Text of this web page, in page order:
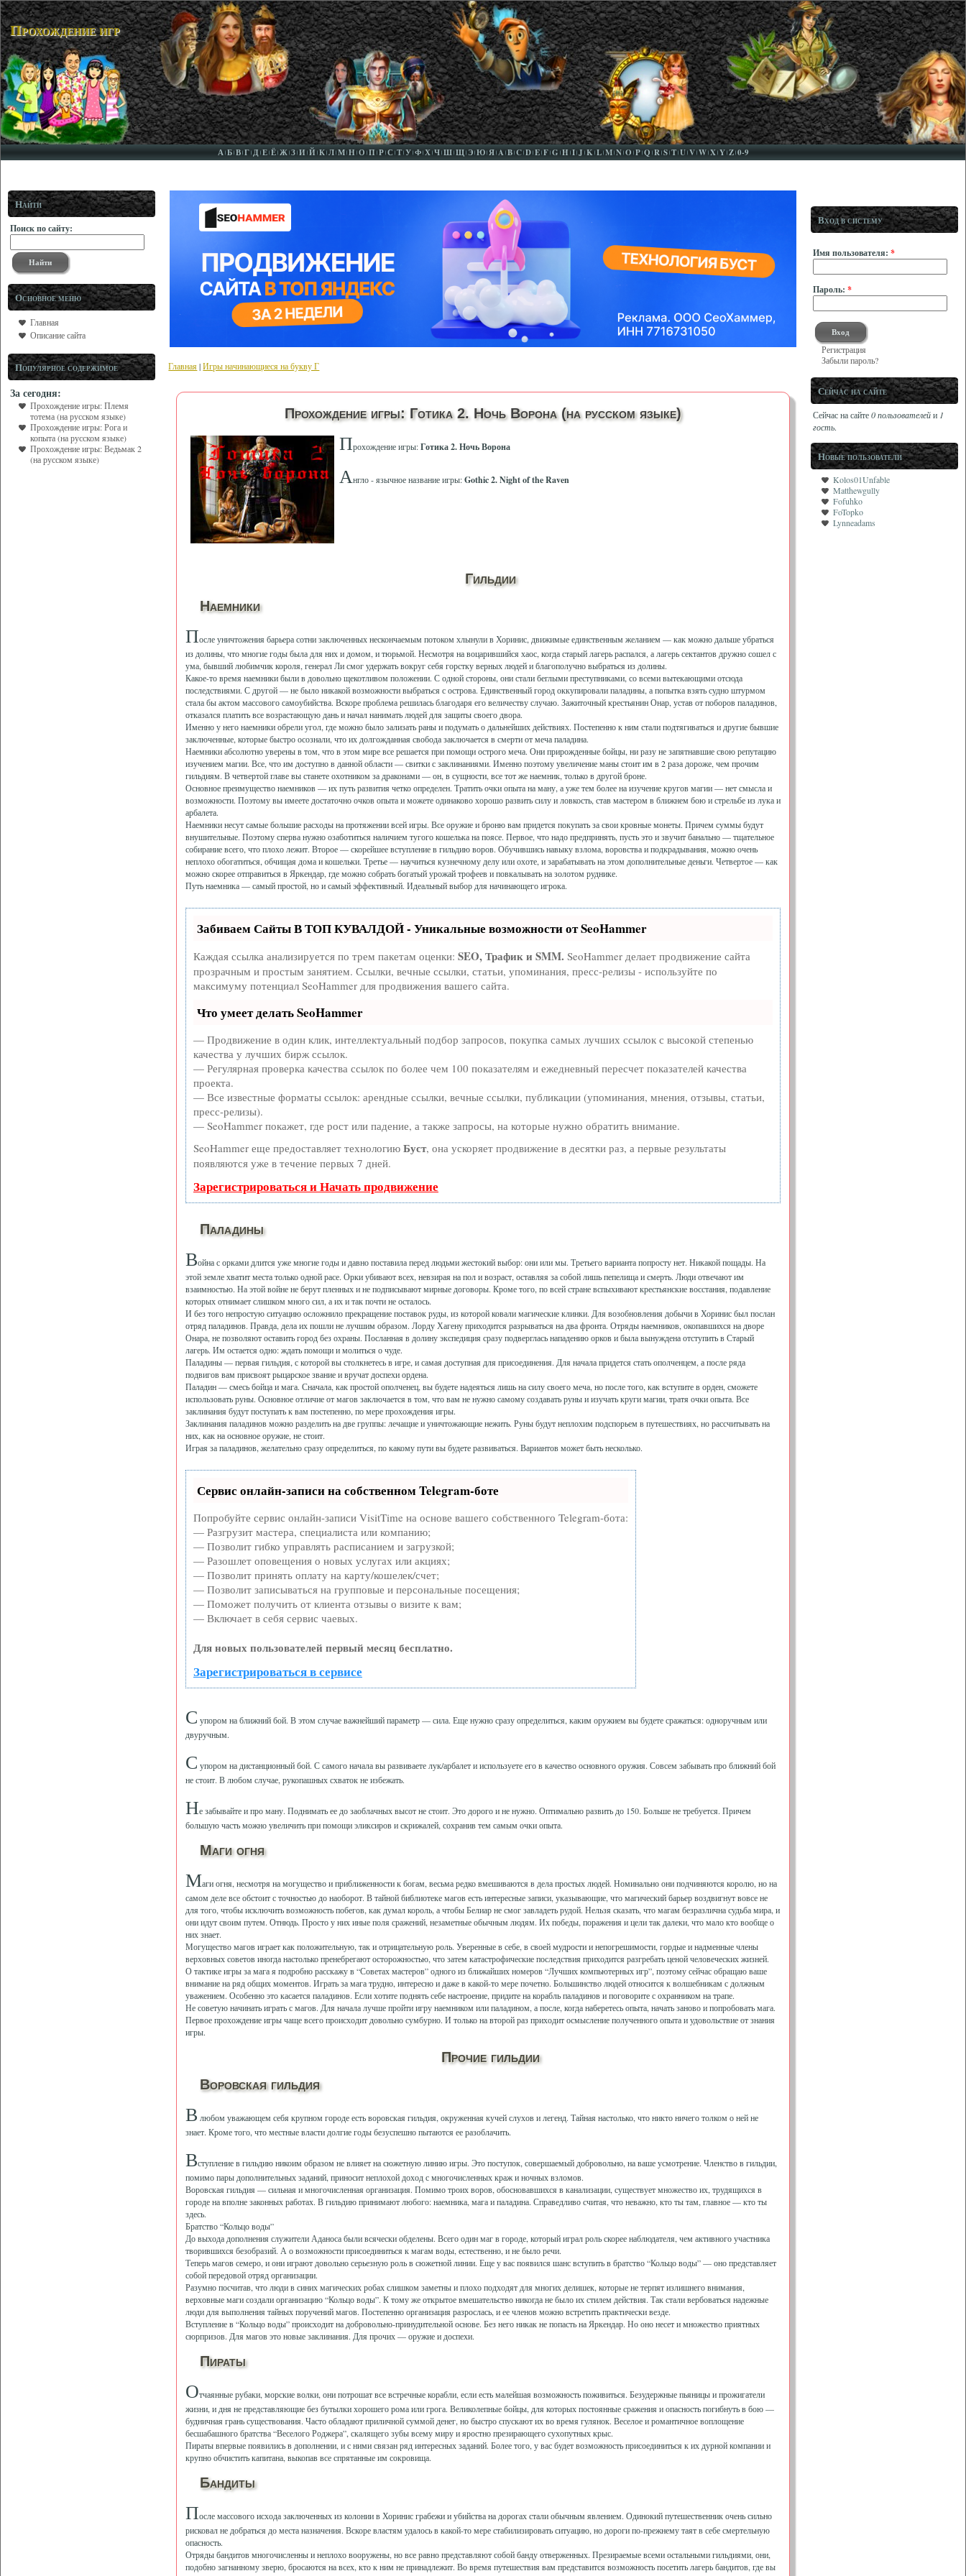
Прохождение игр
А Б В Г Д Е Ё Ж З И Й К Л М Н О П Р С Т У Ф Х Ч Ш Щ Э Ю Я A B C D E F G H I J K L M N O P Q R S T U V W X Y Z 0-9
Найти
Поиск по сайту:
Основное меню
Главная
Описание сайта
Популярное содержимое
За сегодня:
Прохождение игры: Племя
тотема (на русском языке)
Прохождение игры: Рога и
копыта (на русском языке)
Прохождение игры: Ведьмак 2
(на русском языке)
Главная|Игры начинающиеся на букву Г
Прохождение игры: Готика 2. Ночь Ворона (на русском языке)
Прохождение игры:Готика 2. Ночь Ворона
Англо - язычное название игры:Gothic 2. Night of the Raven
Гильдии
Наемники
После уничтожения барьера сотни заключенных нескончаемым потоком хлынули в Хоринис, движимые единственным желанием — как можно дальше убраться
из долины, что многие годы была для них и домом, и тюрьмой. Несмотря на воцарившийся хаос, когда старый лагерь распался, а лагерь сектантов дружно сошел с
ума, бывший любимчик короля, генерал Ли смог удержать вокруг себя горстку верных людей и благополучно выбраться из долины.
Какое-то время наемники были в довольно щекотливом положении. С одной стороны, они стали беглыми преступниками, со всеми вытекающими отсюда
последствиями. С другой — не было никакой возможности выбраться с острова. Единственный город оккупировали паладины, а попытка взять судно штурмом
стала бы актом массового самоубийства. Вскоре проблема решилась благодаря его величеству случаю. Зажиточный крестьянин Онар, устав от поборов паладинов,
отказался платить все возрастающую дань и начал нанимать людей для защиты своего двора.
Именно у него наемники обрели угол, где можно было зализать раны и подумать о дальнейших действиях. Постепенно к ним стали подтягиваться и другие бывшие
заключенные, которые быстро осознали, что их долгожданная свобода заключается в смерти от меча паладина.
Наемники абсолютно уверены в том, что в этом мире все решается при помощи острого меча. Они прирожденные бойцы, ни разу не запятнавшие свою репутацию
изучением магии. Все, что им доступно в данной области — свитки с заклинаниями. Именно поэтому увеличение маны стоит им в 2 раза дороже, чем прочим
гильдиям. В четвертой главе вы станете охотником за драконами — он, в сущности, все тот же наемник, только в другой броне.
Основное преимущество наемников — их путь развития четко определен. Тратить очки опыта на ману, а уже тем более на изучение кругов магии — нет смысла и
возможности. Поэтому вы имеете достаточно очков опыта и можете одинаково хорошо развить силу и ловкость, став мастером в ближнем бою и стрельбе из лука и
арбалета.
Наемники несут самые большие расходы на протяжении всей игры. Все оружие и броню вам придется покупать за свои кровные монеты. Причем суммы будут
внушительные. Поэтому сперва нужно озаботиться наличием тугого кошелька на поясе. Первое, что надо предпринять, пусть это и звучит банально — тщательное
собирание всего, что плохо лежит. Второе — скорейшее вступление в гильдию воров. Обучившись навыку взлома, воровства и подкрадывания, можно очень
неплохо обогатиться, обчищая дома и кошельки. Третье — научиться кузнечному делу или охоте, и зарабатывать на этом дополнительные деньги. Четвертое — как
можно скорее отправиться в Яркендар, где можно собрать богатый урожай трофеев и повкалывать на золотом руднике.
Путь наемника — самый простой, но и самый эффективный. Идеальный выбор для начинающего игрока.
Забиваем Сайты В ТОП КУВАЛДОЙ - Уникальные возможности от SeoHammer
Каждая ссылка анализируется по трем пакетам оценки: SEO, Трафик и SMM. SeoHammer делает продвижение сайта
прозрачным и простым занятием. Ссылки, вечные ссылки, статьи, упоминания, пресс-релизы - используйте по
максимуму потенциал SeoHammer для продвижения вашего сайта.
Что умеет делать SeoHammer
— Продвижение в один клик, интеллектуальный подбор запросов, покупка самых лучших ссылок с высокой степенью
качества у лучших бирж ссылок.
— Регулярная проверка качества ссылок по более чем 100 показателям и ежедневный пересчет показателей качества
проекта.
— Все известные форматы ссылок: арендные ссылки, вечные ссылки, публикации (упоминания, мнения, отзывы, статьи,
пресс-релизы).
— SeoHammer покажет, где рост или падение, а также запросы, на которые нужно обратить внимание.
SeoHammer еще предоставляет технологию Буст, она ускоряет продвижение в десятки раз, а первые результаты
появляются уже в течение первых 7 дней.
Зарегистрироваться и Начать продвижение
Паладины
Война с орками длится уже многие годы и давно поставила перед людьми жестокий выбор: они или мы. Третьего варианта попросту нет. Никакой пощады. На
этой земле хватит места только одной расе. Орки убивают всех, невзирая на пол и возраст, оставляя за собой лишь пепелища и смерть. Люди отвечают им
взаимностью. На этой войне не берут пленных и не подписывают мирные договоры. Кроме того, по всей стране вспыхивают крестьянские восстания, подавление
которых отнимает слишком много сил, а их и так почти не осталось.
И без того непростую ситуацию осложнило прекращение поставок руды, из которой ковали магические клинки. Для возобновления добычи в Хоринис был послан
отряд паладинов. Правда, дела их пошли не лучшим образом. Лорду Хагену приходится разрываться на два фронта. Отряды наемников, окопавшихся на дворе
Онара, не позволяют оставить город без охраны. Посланная в долину экспедиция сразу подверглась нападению орков и была вынуждена отступить в Старый
лагерь. Им остается одно: ждать помощи и молиться о чуде.
Паладины — первая гильдия, с которой вы столкнетесь в игре, и самая доступная для присоединения. Для начала придется стать ополченцем, а после ряда
подвигов вам присвоят рыцарское звание и вручат доспехи ордена.
Паладин — смесь бойца и мага. Сначала, как простой ополченец, вы будете надеяться лишь на силу своего меча, но после того, как вступите в орден, сможете
использовать руны. Основное отличие от магов заключается в том, что вам не нужно самому создавать руны и изучать круги магии, тратя очки опыта. Все
заклинания будут поступать к вам постепенно, по мере прохождения игры.
Заклинания паладинов можно разделить на две группы: лечащие и уничтожающие нежить. Руны будут неплохим подспорьем в путешествиях, но рассчитывать на
них, как на основное оружие, не стоит.
Играя за паладинов, желательно сразу определиться, по какому пути вы будете развиваться. Вариантов может быть несколько.
Сервис онлайн-записи на собственном Telegram-боте
Попробуйте сервис онлайн-записи VisitTime на основе вашего собственного Telegram-бота:
— Разгрузит мастера, специалиста или компанию;
— Позволит гибко управлять расписанием и загрузкой;
— Разошлет оповещения о новых услугах или акциях;
— Позволит принять оплату на карту/кошелек/счет;
— Позволит записываться на групповые и персональные посещения;
— Поможет получить от клиента отзывы о визите к вам;
— Включает в себя сервис чаевых.
Для новых пользователей первый месяц бесплатно.
Зарегистрироваться в сервисе
С упором на ближний бой. В этом случае важнейший параметр — сила. Еще нужно сразу определиться, каким оружием вы будете сражаться: одноручным или
двуручным.
С упором на дистанционный бой. С самого начала вы развиваете лук/арбалет и используете его в качество основного оружия. Совсем забывать про ближний бой
не стоит. В любом случае, рукопашных схваток не избежать.
Не забывайте и про ману. Поднимать ее до заоблачных высот не стоит. Это дорого и не нужно. Оптимально развить до 150. Больше не требуется. Причем
большую часть можно увеличить при помощи эликсиров и скрижалей, сохранив тем самым очки опыта.
Маги огня
Маги огня, несмотря на могущество и приближенности к богам, весьма редко вмешиваются в дела простых людей. Номинально они подчиняются королю, но на
самом деле все обстоит с точностью до наоборот. В тайной библиотеке магов есть интересные записи, указывающие, что магический барьер воздвигнут вовсе не
для того, чтобы исключить возможность побегов, как думал король, а чтобы Белиар не смог завладеть рудой. Нельзя сказать, что магам безразлична судьба мира, и
они идут своим путем. Отнюдь. Просто у них иные поля сражений, незаметные обычным людям. Их победы, поражения и цели так далеки, что мало кто вообще о
них знает.
Могущество магов играет как положительную, так и отрицательную роль. Уверенные в себе, в своей мудрости и непогрешимости, гордые и надменные члены
верховных советов иногда настолько пренебрегают осторожностью, что затем катастрофические последствия приходится разгребать ценой человеческих жизней.
О тактике игры за мага я подробно расскажу в “Советах мастеров” одного из ближайших номеров “Лучших компьютерных игр”, поэтому сейчас обращаю ваше
внимание на ряд общих моментов. Играть за мага трудно, интересно и даже в какой-то мере почетно. Большинство людей относится к волшебникам с должным
уважением. Особенно это касается паладинов. Если хотите поднять себе настроение, придите на корабль паладинов и поговорите с охранником на трапе.
Не советую начинать играть с магов. Для начала лучше пройти игру наемником или паладином, а после, когда наберетесь опыта, начать заново и попробовать мага.
Первое прохождение игры чаще всего происходит довольно сумбурно. И только на второй раз приходит осмысление полученного опыта и удовольствие от знания
игры.
Прочие гильдии
Воровская гильдия
В любом уважающем себя крупном городе есть воровская гильдия, окруженная кучей слухов и легенд. Тайная настолько, что никто ничего толком о ней не
знает. Кроме того, что местные власти долгие годы безуспешно пытаются ее разоблачить.
Вступление в гильдию никоим образом не влияет на сюжетную линию игры. Это поступок, совершаемый добровольно, на ваше усмотрение. Членство в гильдии,
помимо пары дополнительных заданий, приносит неплохой доход с многочисленных краж и ночных взломов.
Воровская гильдия — сильная и многочисленная организация. Помимо троих воров, обосновавшихся в канализации, существует множество их, трудящихся в
городе на вполне законных работах. В гильдию принимают любого: наемника, мага и паладина. Справедливо считая, что неважно, кто ты там, главное — кто ты
здесь.
Братство “Кольцо воды”
До выхода дополнения служители Аданоса были всячески обделены. Всего один маг в городе, который играл роль скорее наблюдателя, чем активного участника
творившихся безобразий. А о возможности присоединиться к магам воды, естественно, и не было речи.
Теперь магов семеро, и они играют довольно серьезную роль в сюжетной линии. Еще у вас появился шанс вступить в братство “Кольцо воды” — оно представляет
собой передовой отряд организации.
Разумно посчитав, что люди в синих магических робах слишком заметны и плохо подходят для многих делишек, которые не терпят излишнего внимания,
верховные маги создали организацию “Кольцо воды”. К тому же открытое вмешательство никогда не было их стилем действия. Так стали вербоваться надежные
люди для выполнения тайных поручений магов. Постепенно организация разрослась, и ее членов можно встретить практически везде.
Вступление в “Кольцо воды” происходит на добровольно-принудительной основе. Без него никак не попасть на Яркендар. Но оно несет и множество приятных
сюрпризов. Для магов это новые заклинания. Для прочих — оружие и доспехи.
Пираты
Отчаянные рубаки, морские волки, они потрошат все встречные корабли, если есть малейшая возможность поживиться. Безудержные пьяницы и прожигатели
жизни, и дня не представляющие без бутылки хорошего рома или грога. Великолепные бойцы, для которых постоянные сражения и опасность погибнуть в бою —
будничная грань существования. Часто обладают приличной суммой денег, но быстро спускают их во время гулянок. Веселое и романтичное воплощение
бесшабашного братства “Веселого Роджера”, скалящего зубы всему миру и яростно презирающего сухопутных крыс.
Пираты впервые появились в дополнении, и с ними связан ряд интересных заданий. Более того, у вас будет возможность присоединиться к их дурной компании и
крупно обчистить капитана, выкопав все спрятанные им сокровища.
Бандиты
После массового исхода заключенных из колонии в Хоринис грабежи и убийства на дорогах стали обычным явлением. Одинокий путешественник очень сильно
рисковал не добраться до места назначения. Вскоре властям удалось в какой-то мере стабилизировать ситуацию, но дороги по-прежнему таят в себе смертельную
опасность.
Отряды бандитов многочисленны и неплохо вооружены, но все равно представляют собой банду отверженных. Презираемые всеми остальными гильдиями, они,
подобно загнанному зверю, бросаются на всех, кто к ним не принадлежит. Во время путешествия вам представится возможность посетить лагерь бандитов, где вы
Вход в систему
Имя пользователя: *
Пароль: *
Регистрация
Забыли пароль?
Сейчас на сайте
Сейчас на сайте0 пользователейи 1
гость.
Новые пользователи
Kolos01Unfable
Matthewgully
Fofuhko
FoTopko
Lynneadams